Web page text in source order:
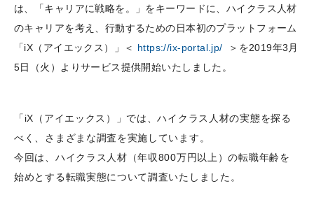
は、「キャリアに戦略を。」をキーワードに、ハイクラス人材
のキャリアを考え、行動するための日本初のプラットフォーム
「iX（アイエックス）」＜ https://ix-portal.jp/
＞を2019年3月
5日（火）よりサービス提供開始いたしました。
「iX（アイエックス）」では、ハイクラス人材の実態を探る
べく、さまざまな調査を実施しています。
今回は、ハイクラス人材（年収800万円以上）の転職年齢を
始めとする転職実態について調査いたしました。